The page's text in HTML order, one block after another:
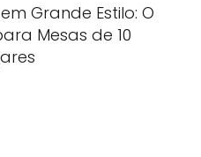
Grande Estilo: O
Mesas de 10